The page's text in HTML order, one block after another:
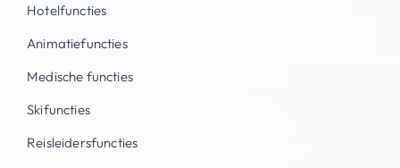
Hotelfuncties
Animatiefuncties
Medische functies
Skifuncties
Reisleidersfuncties